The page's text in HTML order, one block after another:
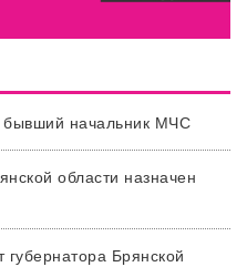
бывший начальник МЧС
области назначен
губернатора Брянской